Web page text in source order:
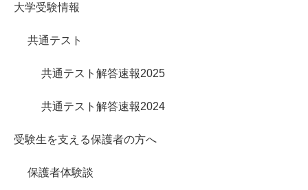
大学受験情報
共通テスト
共通テスト解答速報2025
共通テスト解答速報2024
受験生を支える保護者の方へ
保護者体験談